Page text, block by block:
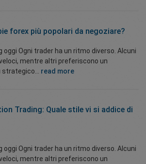
forex più popolari da negoziare?
oggi Ogni trader ha un ritmo diverso. Alcuni
mentre altri preferiscono un
read more
Trading: Quale stile vi si addice di
oggi Ogni trader ha un ritmo diverso. Alcuni
mentre altri preferiscono un